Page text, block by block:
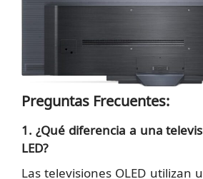
Preguntas Frecuentes:
1. ¿Qué diferencia a una
LED?
Las televisiones OLED utilizan